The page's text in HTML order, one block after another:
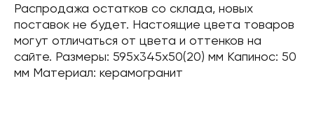
Распродажа остатков со склада, новых
поставок не будет. Настоящие цвета товаров
могут отличаться от цвета и оттенков на
сайте. Размеры: 595x345x50(20) мм Капинос: 50
мм Материал: керамогранит